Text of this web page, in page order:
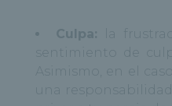
Culpa:
la
sentimiento de
Asimismo, en el
una